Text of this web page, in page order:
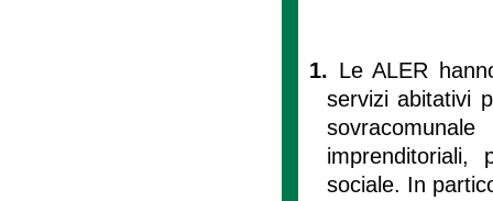
1. Le ALER
servizi abitativi
imprenditoriali,
sociale. In